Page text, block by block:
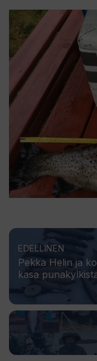
EDELLINEN
Pekka Helin ja
kasa